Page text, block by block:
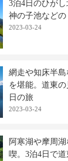
3泊4日のひが
神の子池などの
2023-03-24
網走や知床半
を堪能。道東
日の旅
2023-03-24
阿寒湖や摩周
喫。3泊4日で